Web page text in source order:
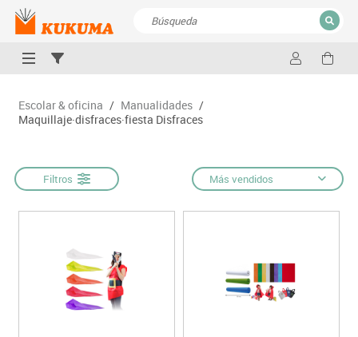
CERRAR
Escolar & oficina / Manualidades /
Maquillaje·disfraces·fiesta Disfraces
Filtros Más vendidos